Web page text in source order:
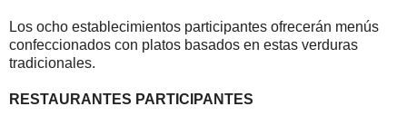
Los ocho establecimientos participantes ofrecerán menús
confeccionados con platos basados en estas verduras
tradicionales.
RESTAURANTES PARTICIPANTES